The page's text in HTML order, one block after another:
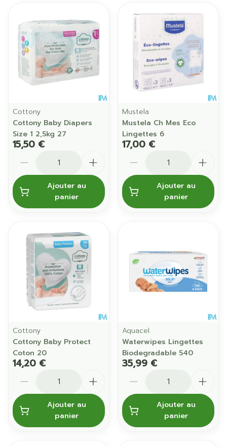
Cottony
Cottony Baby Diapers
Size 1 2,5kg 27
15,50 €
Ajouter au
panier
Mustela
Mustela Ch Mes Eco
Lingettes 6
17,00 €
Ajouter au
panier
Cottony
Cottony Baby Protect
Coton 20
14,20 €
Ajouter au
panier
Aquacel
Waterwipes Lingettes
Biodegradable 540
35,99 €
Ajouter au
panier